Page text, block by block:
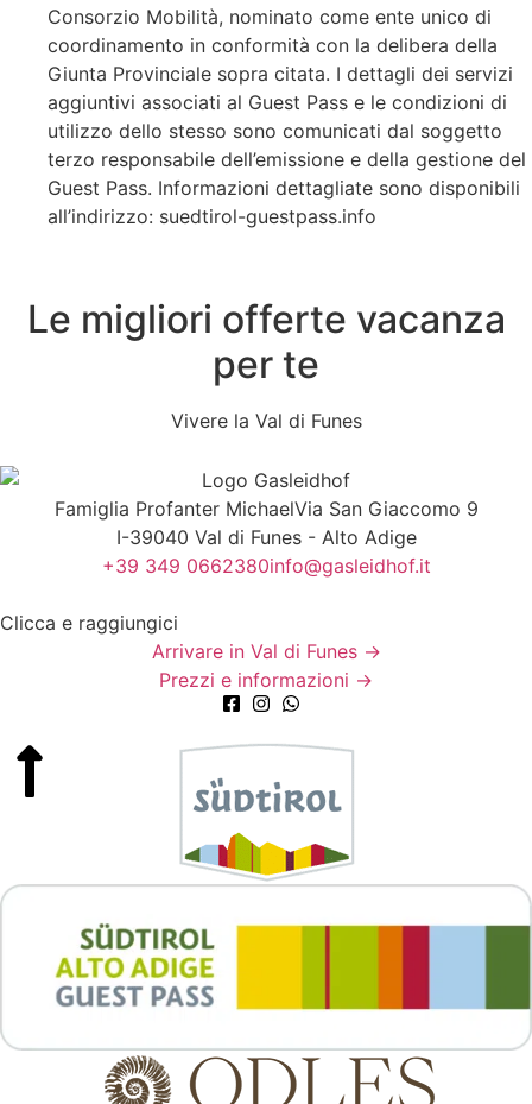
Consorzio Mobilità, nominato come ente unico di
coordinamento in conformità con la delibera della
Giunta Provinciale sopra citata. I dettagli dei servizi
aggiuntivi associati al Guest Pass e le condizioni di
utilizzo dello stesso sono comunicati dal soggetto
terzo responsabile dell’emissione e della gestione del
Guest Pass. Informazioni dettagliate sono disponibili
all’indirizzo: suedtirol-guestpass.info
Le migliori offerte vacanza
per te
Vivere la Val di Funes
Famiglia Profanter MichaelVia San Giaccomo 9
I-39040 Val di Funes - Alto Adige
+39 349 0662380info@gasleidhof.it
Clicca e raggiungici
Arrivare in Val di Funes →
Prezzi e informazioni →